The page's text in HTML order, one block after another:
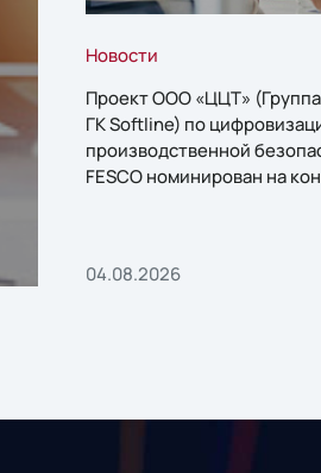
Новости
Проект ООО «ЦЦТ»
ГК Softline) по
производственной
FESCO номинирован на
04.08.2026